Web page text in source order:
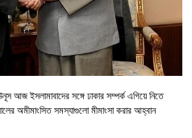
আজ ইসলামাবাদের সঙ্গে ঢাকার সম্পর্ক এগিয়ে নিতে
অমীমাংসিত সমস্যাগুলো মীমাংসা করার আহ্বান